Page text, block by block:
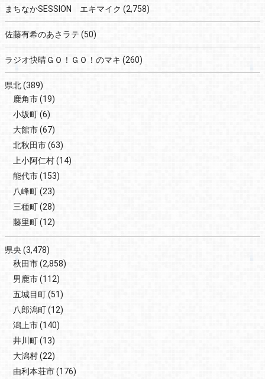
まちなかSESSION エキマイク (2,758)
佐藤有希のあさラテ (50)
ラジオ快晴ＧＯ！ＧＯ！のマキ (260)
県北(389)
鹿角市(19)
小坂町(6)
大館市(67)
北秋田市(63)
上小阿仁村(14)
能代市(153)
八峰町(23)
三種町(28)
藤里町(12)
県央(3,478)
秋田市(2,858)
男鹿市(112)
五城目町(51)
八郎潟町(12)
潟上市(140)
井川町(13)
大潟村(22)
由利本荘市(176)